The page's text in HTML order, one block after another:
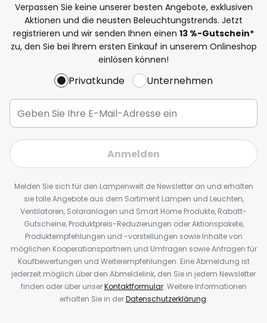
Verpassen Sie keine unserer besten Angebote, exklusiven
Aktionen und die neusten Beleuchtungstrends. Jetzt
registrieren und wir senden Ihnen einen 13 %-Gutschein*
zu, den Sie bei Ihrem ersten Einkauf in unserem Onlineshop
einlösen können!
Privatkunde Unternehmen
Anmelden
Melden Sie sich für den Lampenwelt.de Newsletter an und erhalten
sie tolle Angebote aus dem Sortiment Lampen und Leuchten,
Ventilatoren, Solaranlagen und Smart Home Produkte, Rabatt-
Gutscheine, Produktpreis-Reduzierungen oder Aktionspakete,
Produktempfehlungen und -vorstellungen sowie Inhalte von
möglichen Kooperationspartnern und Umfragen sowie Anfragen für
Kaufbewertungen und Weiterempfehlungen. Eine Abmeldung ist
jederzeit möglich über den Abmeldelink, den Sie in jedem Newsletter
finden oder über unserKontaktformular. Weitere Informationen
erhalten Sie in derDatenschutzerklärung.